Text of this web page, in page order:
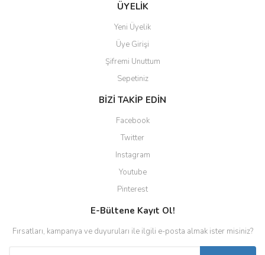
ÜYELİK
Yeni Üyelik
Üye Girişi
Şifremi Unuttum
Sepetiniz
BİZİ TAKİP EDİN
Facebook
Twitter
Instagram
Youtube
Pinterest
E-Bültene Kayıt Ol!
Fırsatları, kampanya ve duyuruları ile ilgili e-posta almak ister misiniz?